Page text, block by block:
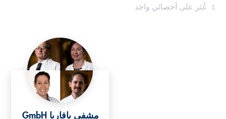
1 عُثر على أخصائي واحد
مشفى بافاريا GmbH